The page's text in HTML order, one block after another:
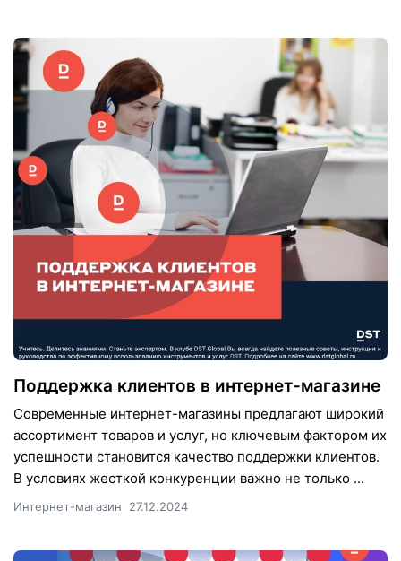
Поддержка клиентов в интернет-магазине
Современные интернет-магазины предлагают широкий
ассортимент товаров и услуг, но ключевым фактором их
успешности становится качество поддержки клиентов.
В условиях жесткой конкуренции важно не только ...
Интернет-магазин 27.12.2024